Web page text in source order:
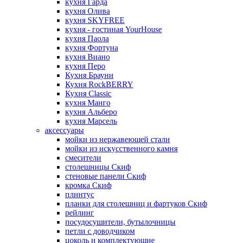
кухня Олива
кухня SKYFREE
кухня - гостиная YourHouse
кухня Паола
кухня Фортуна
кухня Виано
кухня Перо
Кухня Брауни
Кухня RockBERRY
Кухня Classic
кухня Манго
кухня Альберо
кухня Марсель
аксессуары
мойки из нержавеющей стали
мойки из искусственного камня
смесители
столешницы Скиф
стеновые панели Скиф
кромка Скиф
плинтус
планки для столешниц и фартуков Скиф
рейлинг
посудосушители, бутылочницы
петли с доводчиком
цоколь и комплектующие